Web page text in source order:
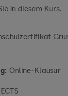
in diesem Kurs.
: Online-Klausur